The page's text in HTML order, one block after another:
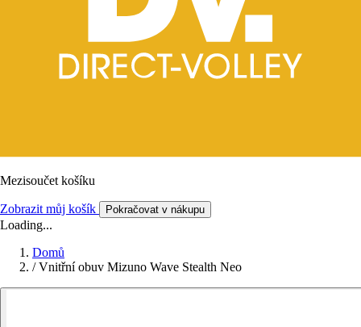
Mezisoučet košíku
Zobrazit můj košík Pokračovat v nákupu
Loading...
Domů
/ Vnitřní obuv Mizuno Wave Stealth Neo